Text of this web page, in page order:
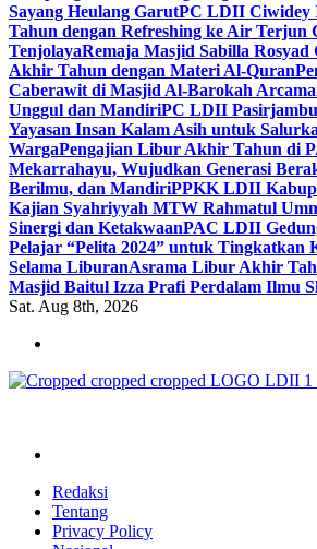
Sayang Heulang GarutPC LDII
Tahun dengan Refreshing ke Air Terjun
TenjolayaRemaja Masjid Sabilla Rosyad
Akhir Tahun dengan Materi Al-Quran
Caberawit di Masjid Al-Barokah
Unggul dan MandiriPC LDII
Yayasan Insan Kalam Asih untuk
WargaPengajian Libur Akhir Tahun di
Mekarrahayu, Wujudkan Generasi
Berilmu, dan MandiriPPKK LDII
Kajian Syahriyyah MTW Rahmatul
Sinergi dan KetakwaanPAC LDII
Pelajar “Pelita 2024” untuk Tingkatkan
Selama LiburanAsrama Libur Akhir
Masjid Baitul Izza Prafi Perdalam Ilmu
Sat. Aug 8th, 2026
Redaksi
Tentang
Privacy Policy